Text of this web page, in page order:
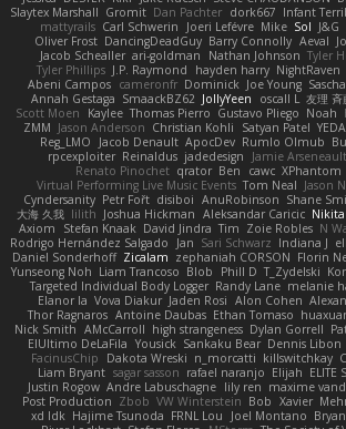
Slaytex Marshall Gromit Dan Pachter dork667 Infant
mattyrails Carl Schwerin Joeri Lefévre Mike Sol J&G
Oliver Frost DancingDeadGuy Barry Connolly Aeval
Jacob Schealler ari-goldman Nathan Johnson Tyler
Tyler Phillips J.P. Raymond hayden harry NightRaven
Abeni Campos cameronfr Dominick Joe Young
Annah Gestaga SmaackBZ62 JollyYeen oscall L 友理 斉
Scott Moen
Kaylee Thomas Pierro Gustavo Pliego Noah
ZMM Jason Anderson Christian Kohli Satyan Patel
Reg_LMO
Jacob Denault ApocDev Rumlo Olmub
rpcexploiter Reinaldus jadedesign Jamie Arseneault
Renato Pinochet qrator Ben cawc XPhantom
Virtual Performing Live Music Events Tom Neal Jason
Cyndersanity Petr Fořt disiboi AnuRobinson Shane
大海 久我 lilith Joshua Hickman Aleksandar Caricic
Axiom
Stefan Knaak David Jindra Tim Zoie Robles N
Rodrigo Hernández Salgado
Jan Sari Schwarz Indiana J
Daniel Sonderhoff Zicalam zephaniah CORSON Florin
Yunseong Noh Liam Trancoso Blob Phill D T_Zydelski
Targeted Individual Body Logger Randy Lane melanie
Elanor la Vova Diakur Jaden Rosi Alon Cohen
Thor Ragnaros Antoine Daubas Ethan Tomaso
Nick Smith AMcCarroll high strangeness Dylan Gorrell
ElUltimo DeLaFila Yousick Sankaku Bear Dennis Libon
FacinusChip
Dakota Wreski n_morcatti killswitchkay
Liam Bryant sagar sasson rafael naranjo Elijah ELITE
Justin Rogow Andre Labuschagne lily ren maxime
Post Production Zbob VW Winterstein Bob Xavier
xd Idk Hajime Tsunoda FRNL Lou Joel Montano